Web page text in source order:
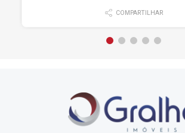
COMPARTILHAR